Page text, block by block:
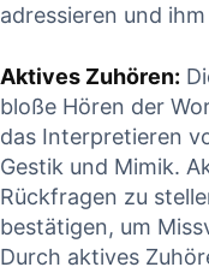
⁢adressieren und
Aktives Zuhören:
bloße Hören​ der
das Interpretieren
Gestik und Mimik.
Rückfragen zu
bestätigen, um​
Durch aktives